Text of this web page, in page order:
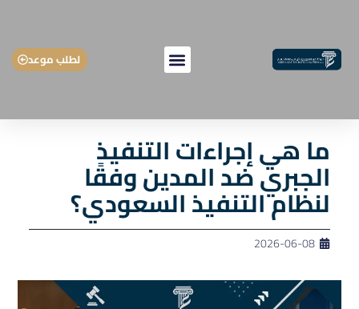
لطلب موعد
ما هي إجراءات التنفيذ
الجبري ضد المدين وفقًا
لنظام التنفيذ السعودي؟
2026-06-08